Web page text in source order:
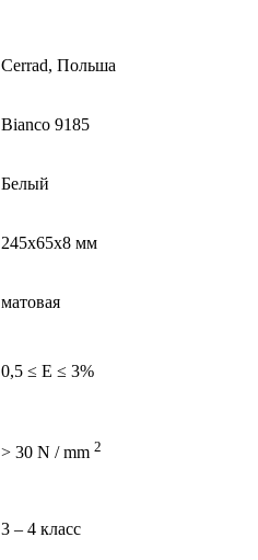
Cerrad, Польша
Bianco 9185
Белый
245x65x8 мм
матовая
0,5 ≤ E ≤ 3%
> 30 N / mm 2
3 – 4 класс